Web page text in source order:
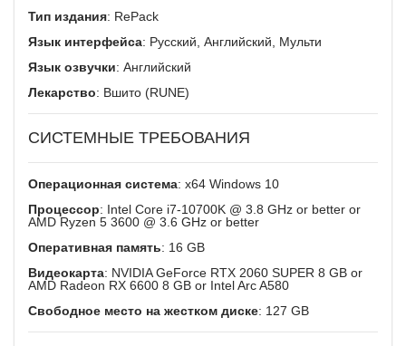
Тип издания: RePack
Язык интерфейса: Русский, Английский, Мульти
Язык озвучки: Английский
Лекарство: Вшито (RUNE)
СИСТЕМНЫЕ ТРЕБОВАНИЯ
Операционная система: x64 Windows 10
Процессор: Intel Core i7-10700K @ 3.8 GHz or better or
AMD Ryzen 5 3600 @ 3.6 GHz or better
Оперативная память: 16 GB
Видеокарта: NVIDIA GeForce RTX 2060 SUPER 8 GB or
AMD Radeon RX 6600 8 GB or Intel Arc A580
Свободное место на жестком диске: 127 GB